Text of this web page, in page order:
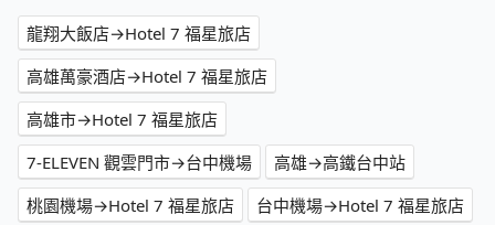
龍翔大飯店→Hotel 7 福星旅店
高雄萬豪酒店→Hotel 7 福星旅店
高雄市→Hotel 7 福星旅店
7-ELEVEN 觀雲門市→台中機場
高雄→高鐵台中站
桃園機場→Hotel 7 福星旅店
台中機場→Hotel 7 福星旅店